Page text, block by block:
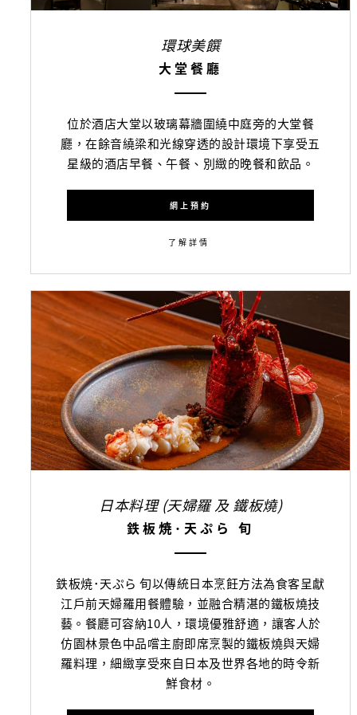
環球美饌
大堂餐廳
位於酒店大堂以玻璃幕牆圍繞中庭旁的大堂餐
廳，在餘音繞梁和光線穿透的設計環境下享受五
星級的酒店早餐、午餐、別緻的晚餐和飲品。
網上預約
了解詳情
日本料理 (天婦羅 及 鐵板燒)
鉄板焼･天ぷら 旬
鉄板焼･天ぷら 旬以傳統日本烹飪方法為食客呈獻
江戶前天婦羅用餐體驗，並融合精湛的鐵板燒技
藝。餐廳可容納10人，環境優雅舒適，讓客人於
仿園林景色中品嚐主廚即席烹製的鐵板燒與天婦
羅料理，細緻享受來自日本及世界各地的時令新
鮮食材。